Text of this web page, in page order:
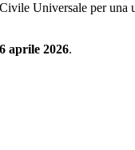
Universale per
aprile 2026.